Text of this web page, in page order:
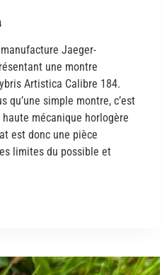
Jaeger-
une montre
Artistica Calibre 184.
qu’une simple montre, c’est
mécanique horlogère
est donc une pièce
limites du possible et